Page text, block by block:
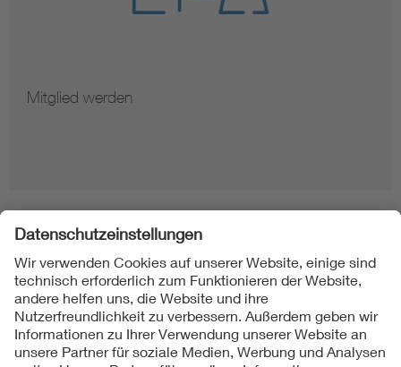
Mitglied werden
Folgen Sie uns